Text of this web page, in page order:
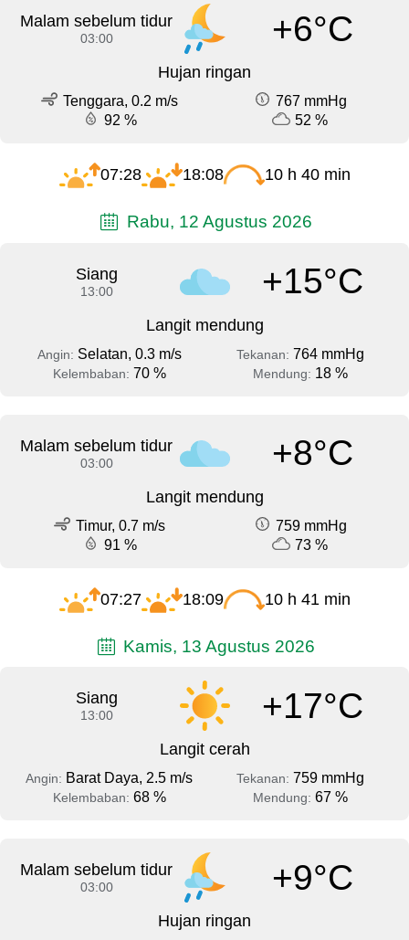
Malam sebelum tidur
03:00 +6°C
Hujan ringan
Tenggara, 0.2 m/s
767 mmHg
92 %
52 %
07:28 18:08 10 h 40 min
Rabu, 12 Agustus 2026
Siang
13:00 +15°C
Langit mendung
Angin: Selatan, 0.3 m/s Tekanan: 764 mmHg
Kelembaban: 70 % Mendung: 18 %
Malam sebelum tidur
03:00 +8°C
Langit mendung
Timur, 0.7 m/s
759 mmHg
91 %
73 %
07:27 18:09 10 h 41 min
Kamis, 13 Agustus 2026
Siang
13:00 +17°C
Langit cerah
Angin: Barat Daya, 2.5 m/s Tekanan: 759 mmHg
Kelembaban: 68 % Mendung: 67 %
Malam sebelum tidur
03:00 +9°C
Hujan ringan